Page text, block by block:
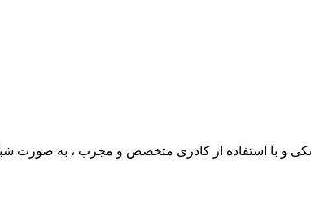
و با استفاده از کادری متخصص و مجرب ، به صورت